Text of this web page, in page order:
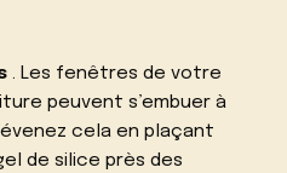
. Les fenêtres de votre
peuvent s’embuer à
cela en plaçant
de silice près des